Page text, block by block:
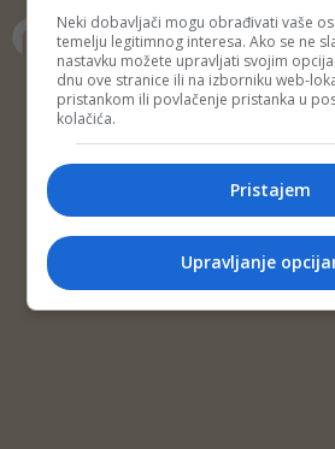
Copyright © 2014
Impressum
Kontakt Marketing
Neki dobavljači mogu obrađivati vaše
temelju legitimnog interesa. Ako se ne
nastavku možete upravljati svojim
dnu ove stranice ili na izborniku web-
pristankom ili povlačenje pristanka u
kolačića.
Pristajem
Upravljanje